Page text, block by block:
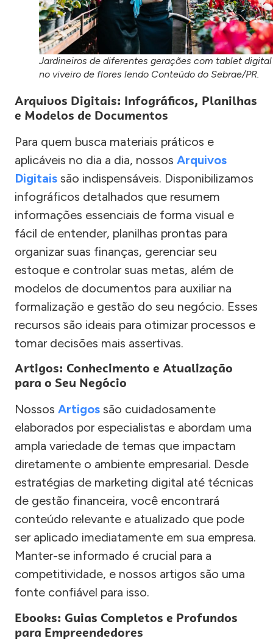
Jardineiros de diferentes gerações com tablet digital
no viveiro de flores lendo Conteúdo do Sebrae/PR.
Arquivos Digitais: Infográficos, Planilhas
e Modelos de Documentos
Para quem busca materiais práticos e
aplicáveis no dia a dia, nossos Arquivos
Digitais são indispensáveis. Disponibilizamos
infográficos detalhados que resumem
informações essenciais de forma visual e
fácil de entender, planilhas prontas para
organizar suas finanças, gerenciar seu
estoque e controlar suas metas, além de
modelos de documentos para auxiliar na
formalização e gestão do seu negócio. Esses
recursos são ideais para otimizar processos e
tomar decisões mais assertivas.
Artigos: Conhecimento e Atualização
para o Seu Negócio
Nossos Artigos são cuidadosamente
elaborados por especialistas e abordam uma
ampla variedade de temas que impactam
diretamente o ambiente empresarial. Desde
estratégias de marketing digital até técnicas
de gestão financeira, você encontrará
conteúdo relevante e atualizado que pode
ser aplicado imediatamente em sua empresa.
Manter-se informado é crucial para a
competitividade, e nossos artigos são uma
fonte confiável para isso.
Ebooks: Guias Completos e Profundos
para Empreendedores